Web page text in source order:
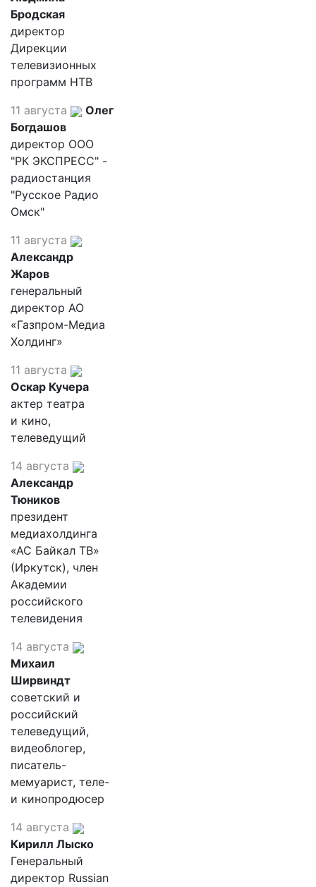
Бродская
директор
Дирекции
телевизионных
программ НТВ
11 августа
Олег
Богдашов
директор ООО
"РК ЭКСПРЕСС" -
радиостанция
"Русское Радио
Омск"
11 августа
Александр
Жаров
генеральный
директор АО
«Газпром-Медиа
Холдинг»
11 августа
Оскар Кучера
актер театра
и кино,
телеведущий
14 августа
Александр
Тюников
президент
медиахолдинга
«АС Байкал ТВ»
(Иркутск), член
Академии
российского
телевидения
14 августа
Михаил
Ширвиндт
советский и
российский
телеведущий,
видеоблогер,
писатель-
мемуарист, теле-
и кинопродюсер
14 августа
Кирилл Лыско
Генеральный
директор Russian